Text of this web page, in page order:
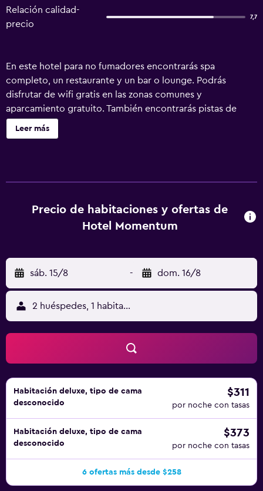
Relación calidad-
precio
7,7
En este hotel para no fumadores encontrarás spa
completo, un restaurante y un bar o lounge. Podrás
disfrutar de wifi gratis en las zonas comunes y
aparcamiento gratuito. También encontrarás pistas de
tenis al aire libre, pistas de tenis cubiertas y una sauna.
Hotel Momentum ofrece 52 alojamientos con caja fuerte y
negocios se incluyen oficinas, escritorio y teléfono. Es
posible solicitar juegos de cama hipoalergénicos y tabla
aire libre y 6 pistas de tenis cubiertas. Además de una
piscina de temporada, los servicios de ocio y
esparcimiento incluyen sauna. Se pueden practicar las
actividades de ocio y esparcimiento que se indican más
abajo en las instalaciones o cerca del alojamiento (es
posible que se aplique un recargo).
Leer más
Precio de habitaciones y ofertas de
Hotel Momentum
sáb. 15/8 - dom. 16/8
2 huéspedes, 1 habitación
Habitación deluxe, tipo de cama
desconocido
$311
por noche con tasas
Habitación deluxe, tipo de cama
desconocido
$373
por noche con tasas
6 ofertas más desde $258